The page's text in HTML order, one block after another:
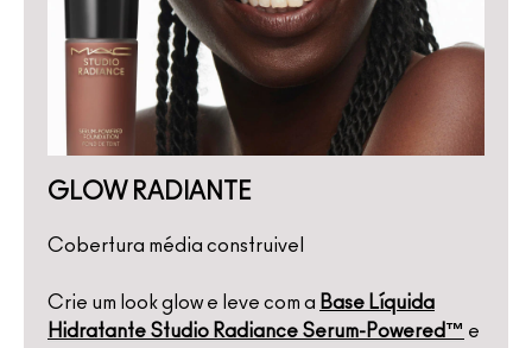
GLOW RADIANTE
Cobertura média construivel
Crie um look glow e leve com a Base Líquida
Hidratante Studio Radiance Serum-Powered™ e